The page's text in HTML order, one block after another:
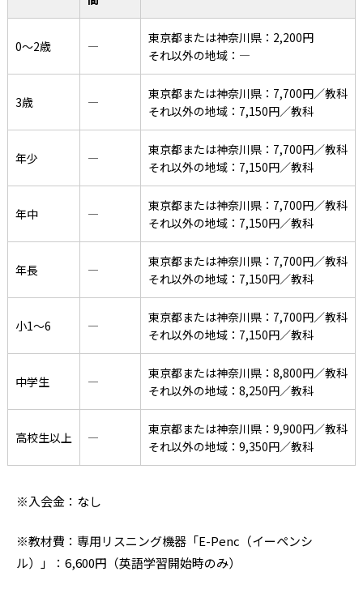
0〜2歳 ―
東京都または神奈川県：2,200円
それ以外の地域：―
3歳 ―
東京都または神奈川県：7,700円／教科
それ以外の地域：7,150円／教科
年少 ―
東京都または神奈川県：7,700円／教科
それ以外の地域：7,150円／教科
年中 ―
東京都または神奈川県：7,700円／教科
それ以外の地域：7,150円／教科
年長 ―
東京都または神奈川県：7,700円／教科
それ以外の地域：7,150円／教科
小1〜6 ―
東京都または神奈川県：7,700円／教科
それ以外の地域：7,150円／教科
中学生 ―
東京都または神奈川県：8,800円／教科
それ以外の地域：8,250円／教科
高校生以上 ―
東京都または神奈川県：9,900円／教科
それ以外の地域：9,350円／教科
※入会金：なし
※教材費：専用リスニング機器「E-Penc（イーペンシ
ル）」：6,600円（英語学習開始時のみ）